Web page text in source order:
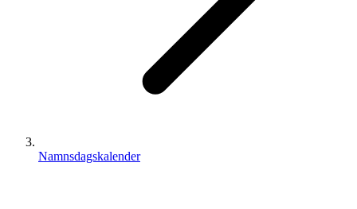
Namnsdagskalender